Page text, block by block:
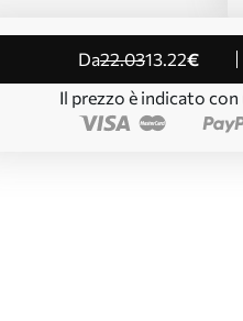
da22.0313.22€
Il prezzo è indicato con